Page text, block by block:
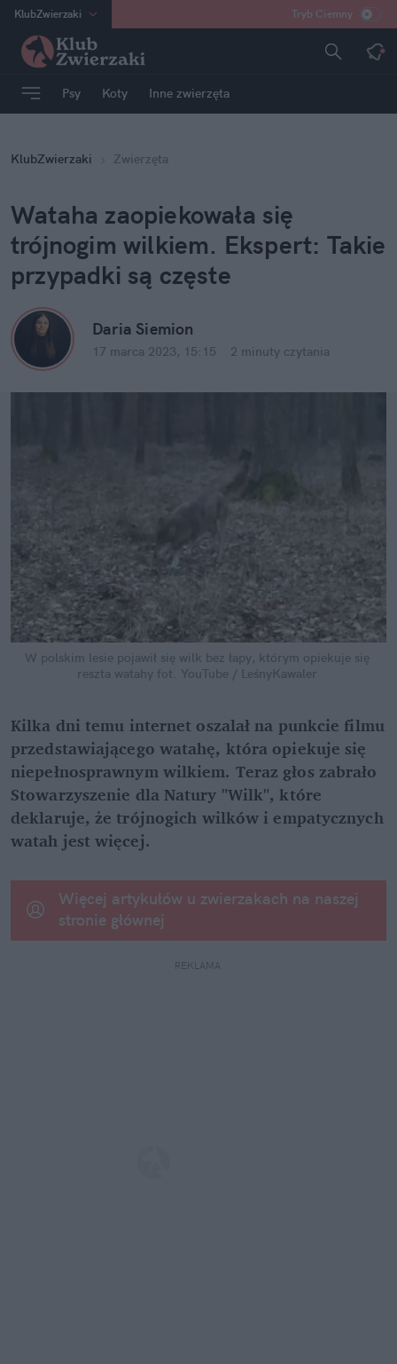
KlubZwierzaki
na:Temat
INN:Poland
ASZ:dziennik
dad :HERO
Tryb Ciemny
Psy Koty Inne zwierzęta
KlubZwierzaki Zwierzęta
Wataha zaopiekowała się
trójnogim wilkiem. Ekspert: Takie
przypadki są częste
Daria Siemion
17 marca 2023, 15:15 2 minuty czytania
W polskim lesie pojawił się wilk bez łapy, którym opiekuje się
reszta watahy fot. YouTube / LeśnyKawaler
Kilka dni temu internet oszalał na punkcie filmu
przedstawiającego watahę, która opiekuje się
niepełnosprawnym wilkiem. Teraz głos zabrało
Stowarzyszenie dla Natury "Wilk", które
deklaruje, że trójnogich wilków i empatycznych
watah jest więcej.
Więcej artykułów u zwierzakach na naszej
stronie głównej
REKLAMA